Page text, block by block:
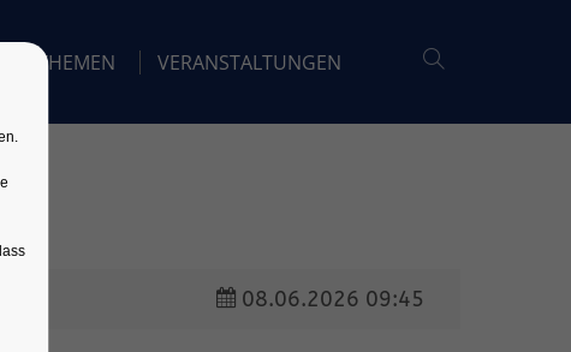
THEMEN VERANSTALTUNGEN
08.06.2026 09:45